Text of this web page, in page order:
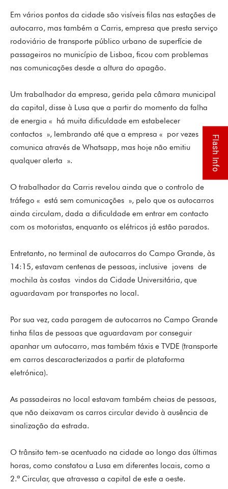
Em vários pontos da cidade são visíveis filas nas estações de
autocarro, mas também a Carris, empresa que presta serviço
rodoviário de transporte público urbano de superfície de
passageiros no município de Lisboa, ficou com problemas
nas comunicações desde a altura do apagão.
Um trabalhador da empresa, gerida pela câmara municipal
da capital, disse à Lusa que a partir do momento da falha
de energia « há muita dificuldade em estabelecer
contactos », lembrando até que a empresa « por vezes
comunica através de Whatsapp, mas hoje não emitiu
qualquer alerta ».
O trabalhador da Carris revelou ainda que o controlo de
tráfego « está sem comunicações », pelo que os autocarros
ainda circulam, dada a dificuldade em entrar em contacto
com os motoristas, enquanto os elétricos já estão parados.
Entretanto, no terminal de autocarros do Campo Grande, às
14:15, estavam centenas de pessoas, inclusive jovens de
mochila às costas vindos da Cidade Universitária, que
aguardavam por transportes no local.
Por sua vez, cada paragem de autocarros no Campo Grande
tinha filas de pessoas que aguardavam por conseguir
apanhar um autocarro, mas também táxis e TVDE (transporte
em carros descaracterizados a partir de plataforma
eletrónica).
As passadeiras no local estavam também cheias de pessoas,
que não deixavam os carros circular devido à ausência de
sinalização da estrada.
O trânsito tem-se acentuado na cidade ao longo das últimas
horas, como constatou a Lusa em diferentes locais, como a
2.ª Circular, que atravessa a capital de este a oeste.
Flash Info